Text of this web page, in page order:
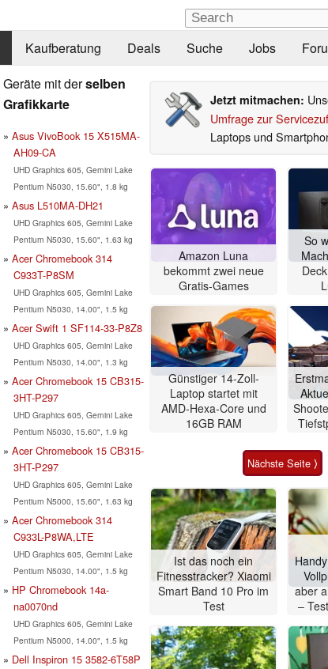
Kaufberatung Deals Suche Jobs
Geräte mit derselben
Grafikkarte
Asus VivoBook 15 X515MA-
AH09-CA
UHD Graphics 605, Gemini Lake
Pentium N5030, 15.60", 1.8 kg
Asus L510MA-DH21
UHD Graphics 605, Gemini Lake
Pentium N5030, 15.60", 1.63 kg
Acer Chromebook 314
C933T-P8SM
UHD Graphics 605, Gemini Lake
Pentium N5030, 14.00", 1.5 kg
Acer Swift 1 SF114-33-P8Z8
UHD Graphics 605, Gemini Lake
Pentium N5030, 14.00", 1.3 kg
Acer Chromebook 15 CB315-
3HT-P297
UHD Graphics 605, Gemini Lake
Pentium N5030, 15.60", 1.9 kg
Acer Chromebook 15 CB315-
3HT-P297
UHD Graphics 605, Gemini Lake
Pentium N5000, 15.60", 1.63 kg
Acer Chromebook 314
C933L-P8WA,LTE
UHD Graphics 605, Gemini Lake
Pentium N5030, 14.00", 1.5 kg
HP Chromebook 14a-
na0070nd
UHD Graphics 605, Gemini Lake
Pentium N5000, 14.00", 1.5 kg
Dell Inspiron 15 3582-6T58P
Jetzt mitmachen:
Umfrage zur
Laptops und
Amazon Luna
bekommt zwei neue
Gratis-Games
So
Günstiger 14-Zoll-
Laptop startet mit
AMD-Hexa-Core und
16GB RAM
Nächste Seite ⟩
Ist das noch ein
Fitnesstracker? Xiaomi
Smart Band 10 Pro im
Test
aber
–